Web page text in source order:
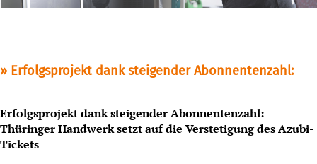
Erfolgsprojekt dank steigender Abonnentenzahl:
Erfolgsprojekt dank steigender Abonnentenzahl:
Thüringer Handwerk setzt auf die Verstetigung des Azubi-
Tickets